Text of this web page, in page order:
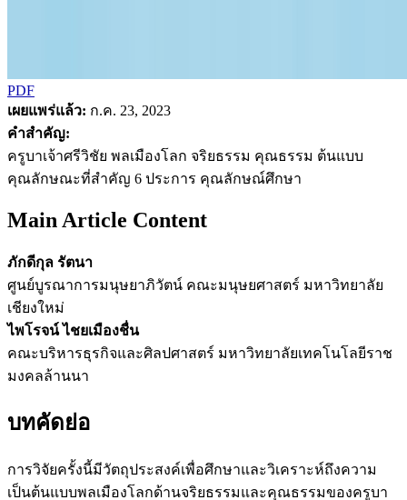
PDF
เผยแพร่แล้ว: ก.ค. 23, 2023
คำสำคัญ:
ครูบาเจ้าศรีวิชัย พลเมืองโลก จริยธรรม คุณธรรม ต้นแบบ
คุณลักษณะที่สำคัญ 6 ประการ คุณลักษณ์ศึกษา
Main Article Content
ภักดีกุล รัตนา
ศูนย์บูรณาการมนุษยาภิวัตน์ คณะมนุษยศาสตร์ มหาวิทยาลัย
เชียงใหม่
ไพโรจน์ ไชยเมืองชื่น
คณะบริหารธุรกิจและศิลปศาสตร์ มหาวิทยาลัยเทคโนโลยีราช
มงคลล้านนา
บทคัดย่อ
การวิจัยครั้งนี้มีวัตถุประสงค์เพื่อศึกษาและวิเคราะห์ถึงความ
เป็นต้นแบบพลเมืองโลกด้านจริยธรรมและคุณธรรมของครูบา